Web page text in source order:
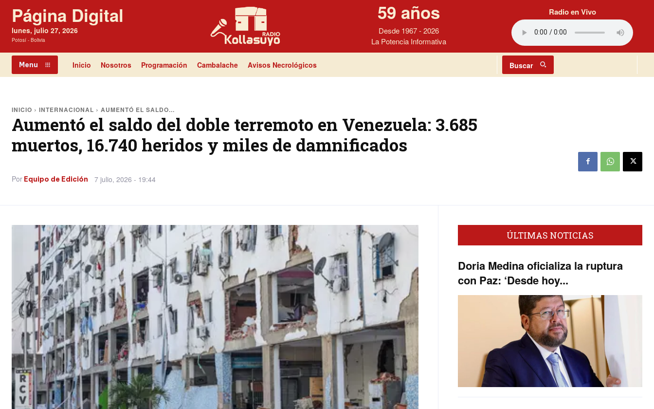
Página Digital
lunes, julio 27, 2026
Potosí - Bolivia
59 años
Desde 1967 - 2026
La Potencia Informativa
Radio en Vivo
Menu Inicio Nosotros Programación Cambalache Avisos Necrológicos Buscar
INICIO INTERNACIONAL AUMENTÓ EL SALDO...
Aumentó el saldo del doble terremoto en Venezuela: 3.685
muertos, 16.740 heridos y miles de damnificados
Por Equipo de Edición 7 julio, 2026 - 19:44
ÚLTIMAS NOTICIAS
Doria Medina oficializa la ruptura
con Paz: ‘Desde hoy...